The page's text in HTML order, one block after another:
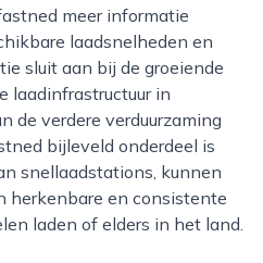
meer informatie
laadsnelheden en
sluit aan bij de groeiende
laadinfrastructuur in
de verdere verduurzaming
bijleveld onderdeel is
snellaadstations, kunnen
herkenbare en consistente
laden of elders in het land.